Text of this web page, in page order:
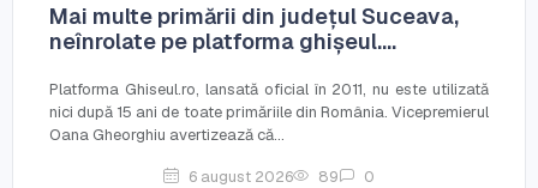
Mai multe primării din județul Suceava,
neînrolate pe platforma ghișeul....
Platforma Ghiseul.ro, lansată oficial în 2011, nu este utilizată
nici după 15 ani de toate primăriile din România. Vicepremierul
Oana Gheorghiu avertizează că...
6 august 2026 89 0